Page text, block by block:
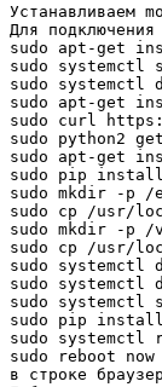
Для
sudo apt-get
sudo systemctl
sudo systemctl
sudo apt-get
sudo curl
sudo python2
sudo apt-get
sudo pip install
sudo mkdir -p /
sudo cp /usr/
sudo mkdir -p /
sudo cp /usr/
sudo systemctl
sudo systemctl
sudo systemctl
sudo pip install
sudo systemctl
sudo reboot now
в строке